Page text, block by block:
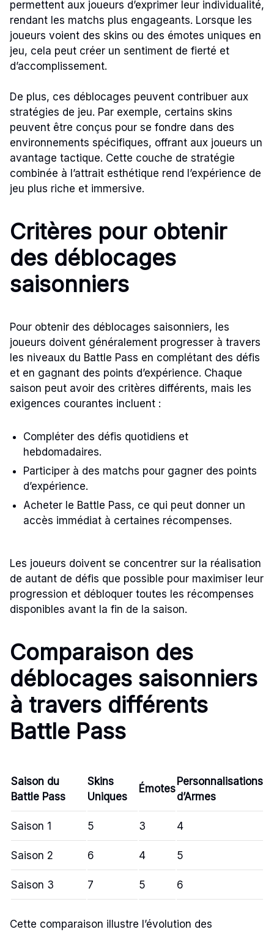
permettent aux joueurs d’exprimer leur individualité,
rendant les matchs plus engageants. Lorsque les
joueurs voient des skins ou des émotes uniques en
jeu, cela peut créer un sentiment de fierté et
d’accomplissement.
De plus, ces déblocages peuvent contribuer aux
stratégies de jeu. Par exemple, certains skins
peuvent être conçus pour se fondre dans des
environnements spécifiques, offrant aux joueurs un
avantage tactique. Cette couche de stratégie
combinée à l’attrait esthétique rend l’expérience de
jeu plus riche et immersive.
Critères pour obtenir
des déblocages
saisonniers
Pour obtenir des déblocages saisonniers, les
joueurs doivent généralement progresser à travers
les niveaux du Battle Pass en complétant des défis
et en gagnant des points d’expérience. Chaque
saison peut avoir des critères différents, mais les
exigences courantes incluent :
Compléter des défis quotidiens et
hebdomadaires.
Participer à des matchs pour gagner des points
d’expérience.
Acheter le Battle Pass, ce qui peut donner un
accès immédiat à certaines récompenses.
Les joueurs doivent se concentrer sur la réalisation
de autant de défis que possible pour maximiser leur
progression et débloquer toutes les récompenses
disponibles avant la fin de la saison.
Comparaison des
déblocages saisonniers
à travers différents
Battle Pass
Saison du
Battle Pass
Skins
Uniques
Émotes
Personnalisations
d’Armes
Saison 1 5 3 4
Saison 2 6 4 5
Saison 3 7 5 6
Cette comparaison illustre l’évolution des